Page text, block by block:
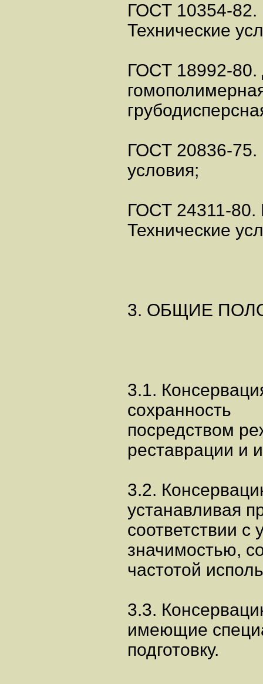
ГОСТ 10354-82.
Технические
ГОСТ 18992-80.
ГОСТ 20836-75.
условия;
ГОСТ 24311-80.
Технические
3. ОБЩИЕ
3.1.
сохранность
посредством
реставрации и
3.2.
устанавливая
соответствии с
значимостью,
частотой
3.3.
имеющие
подготовку.